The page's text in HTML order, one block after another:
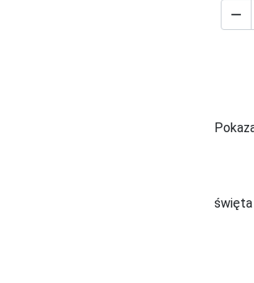

święta